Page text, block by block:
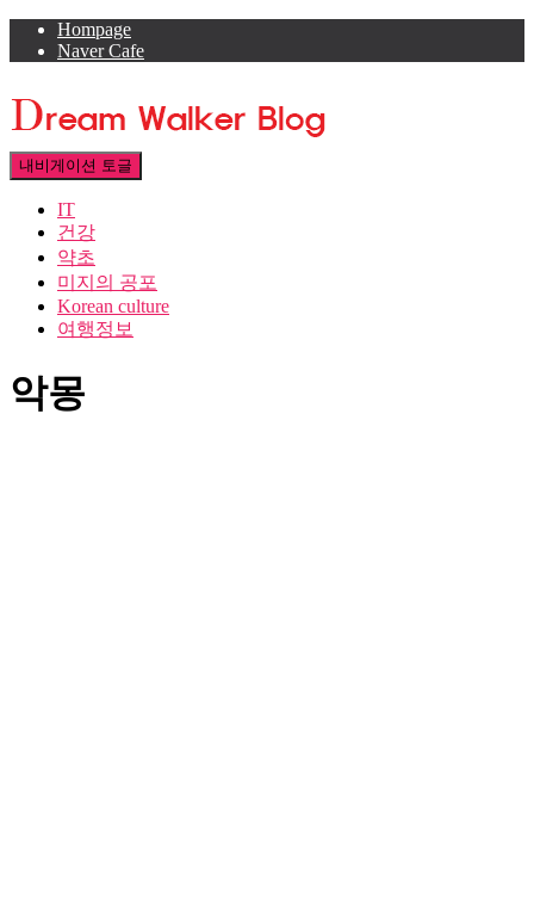
Hompage
Naver Cafe
내비게이션 토글
IT
건강
약초
미지의 공포
Korean culture
여행정보
악몽